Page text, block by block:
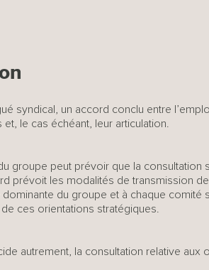
syndical, un accord conclu entre
le cas échéant, leur articulation.
groupe peut prévoir que la consultation
prévoit les modalités de transmission
dominante du groupe et à chaque
ces orientations stratégiques.
autrement, la consultation relative aux